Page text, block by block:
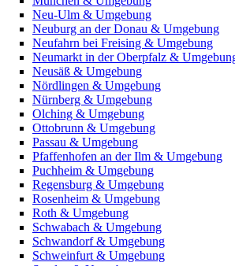
Neu-Ulm & Umgebung
Neuburg an der Donau & Umgebung
Neufahrn bei Freising & Umgebung
Neumarkt in der Oberpfalz &
Neusäß & Umgebung
Nördlingen & Umgebung
Nürnberg & Umgebung
Olching & Umgebung
Ottobrunn & Umgebung
Passau & Umgebung
Pfaffenhofen an der Ilm & Umgebung
Puchheim & Umgebung
Regensburg & Umgebung
Rosenheim & Umgebung
Roth & Umgebung
Schwabach & Umgebung
Schwandorf & Umgebung
Schweinfurt & Umgebung